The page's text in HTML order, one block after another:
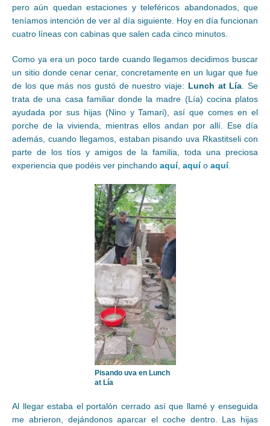
pero aún quedan estaciones y teleféricos abandonados, que
teníamos intención de ver al día siguiente. Hoy en día funcionan
cuatro líneas con cabinas que salen cada cinco minutos.
Como ya era un poco tarde cuando llegamos decidimos buscar
un sitio donde cenar cenar, concretamente en un lugar que fue
de los que más nos gustó de nuestro viaje: Lunch at Lía. Se
trata de una casa familiar donde la madre (Lía) cocina platos
ayudada por sus hijas (Nino y Tamari), así que comes en el
porche de la vivienda, mientras ellos andan por allí. Ese día
además, cuando llegamos, estaban pisando uva Rkastitseli con
parte de los tíos y amigos de la familia, toda una preciosa
experiencia que podéis ver pinchando aquí, aquío aquí.
Pisando uva en Lunch
at Lía
Al llegar estaba el portalón cerrado así que llamé y enseguida
me abrieron, dejándonos aparcar el coche dentro. Las hijas